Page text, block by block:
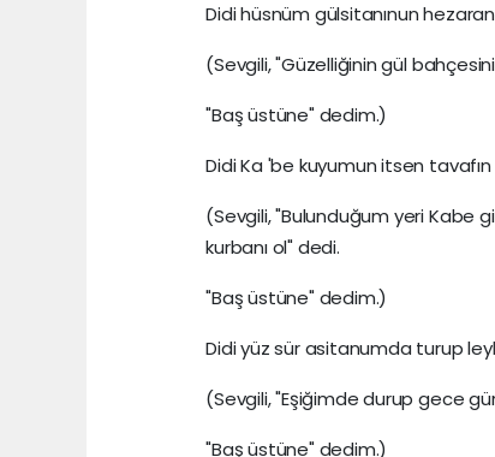
Didi hüsnüm gülsitanınun
(Sevgili, "Güzelliğinin gül
"Baş üstüne" dedim.)
Didi Ka 'be kuyumun itsen
(Sevgili, "Bulunduğum yeri Kabe
kurbanı ol" dedi.
"Baş üstüne" dedim.)
Didi yüz sür asitanumda turup
(Sevgili, "Eşiğimde durup gece
"Baş üstüne" dedim.)